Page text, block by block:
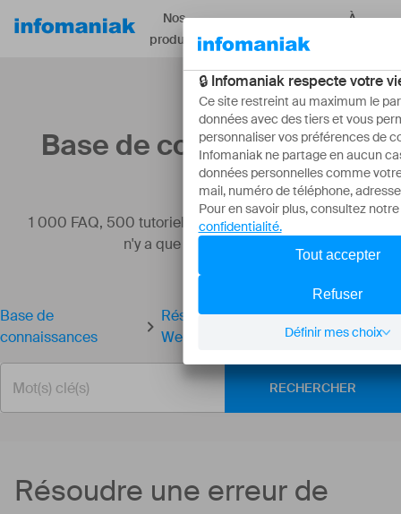
Nos
produits
À
Base de connaissances
1 000 FAQ, 500 tutoriels et vidéos explicatives. Ici, il
n'y a que des solutions !
Base de
connaissances
Résoudre une erreur de redirection
Web
RECHERCHER
Résoudre une erreur de